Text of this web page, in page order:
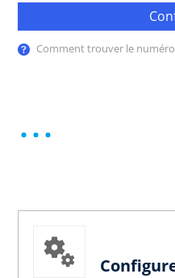
Comment trouver le